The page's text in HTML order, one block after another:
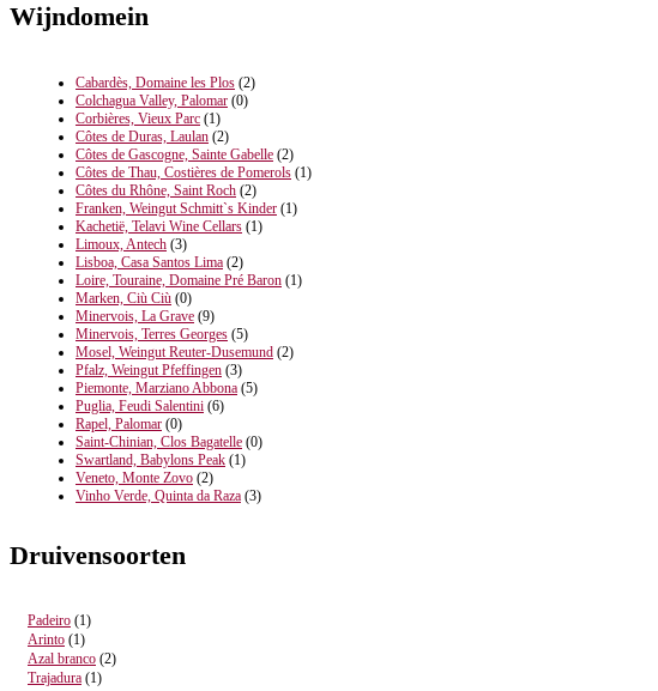
Wijndomein
Cabardès, Domaine les Plos (2)
Colchagua Valley, Palomar (0)
Corbières, Vieux Parc (1)
Côtes de Duras, Laulan (2)
Côtes de Gascogne, Sainte Gabelle (2)
Côtes de Thau, Costières de Pomerols (1)
Côtes du Rhône, Saint Roch (2)
Franken, Weingut Schmitt`s Kinder (1)
Kachetië, Telavi Wine Cellars (1)
Limoux, Antech (3)
Lisboa, Casa Santos Lima (2)
Loire, Touraine, Domaine Pré Baron (1)
Marken, Ciù Ciù (0)
Minervois, La Grave (9)
Minervois, Terres Georges (5)
Mosel, Weingut Reuter-Dusemund (2)
Pfalz, Weingut Pfeffingen (3)
Piemonte, Marziano Abbona (5)
Puglia, Feudi Salentini (6)
Rapel, Palomar (0)
Saint-Chinian, Clos Bagatelle (0)
Swartland, Babylons Peak (1)
Veneto, Monte Zovo (2)
Vinho Verde, Quinta da Raza (3)
Druivensoorten
Padeiro (1)
Arinto (1)
Azal branco (2)
Trajadura (1)